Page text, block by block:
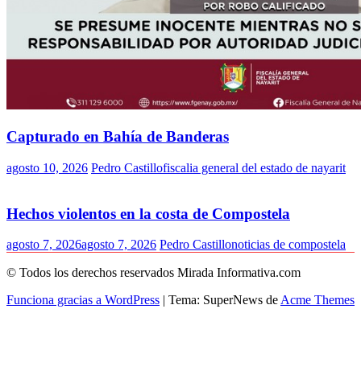
Capturado en Bahía de Banderas
agosto 10, 2026 Pedro Castillofiscalia general del estado de nayarit
Hechos violentos en la costa de Compostela
agosto 7, 2026agosto 7, 2026 Pedro Castillonoticias de compostela
© Todos los derechos reservados Mirada Informativa.com
Funciona gracias a WordPress | Tema: SuperNews de Acme Themes